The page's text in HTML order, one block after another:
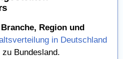
Branche, Region und
in Deutschland
Bundesland.